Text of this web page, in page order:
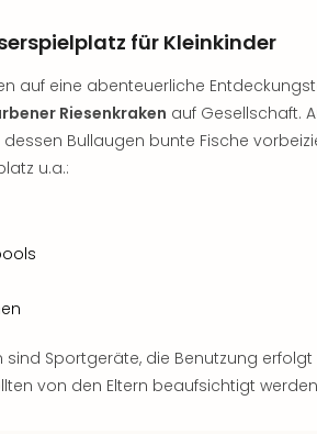
für Kleinkinder
auf eine abenteuerliche
Riesenkraken auf Gesellschaft.
Bullaugen bunte Fische
u.a.:
sind Sportgeräte, die Benutzung
von den Eltern beaufsichtigt